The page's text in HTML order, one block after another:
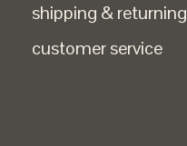
shipping & returning
customer service